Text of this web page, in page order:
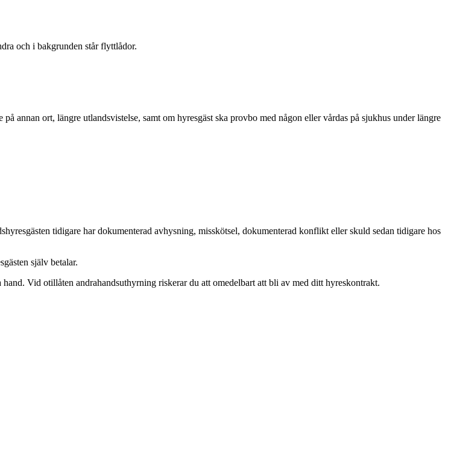
annan ort, längre utlandsvistelse, samt om hyresgäst ska provbo med någon eller vårdas på sjukhus under längre
tidigare har dokumenterad avhysning, misskötsel, dokumenterad konflikt eller skuld sedan tidigare hos
själv betalar.
Vid otillåten andrahandsuthyrning riskerar du att omedelbart att bli av med ditt hyreskontrakt.